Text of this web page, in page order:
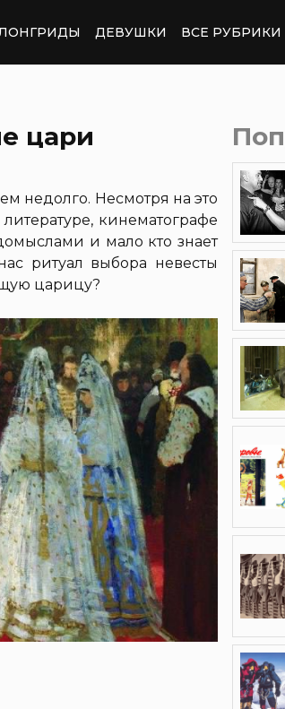
ДЕВУШКИ ВСЕ РУБРИКИ
цари
недолго. Несмотря на это
кинематографе
и мало кто знает
ритуал выбора невесты
царицу?